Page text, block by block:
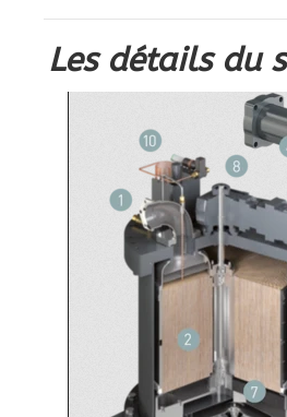
Les détails du